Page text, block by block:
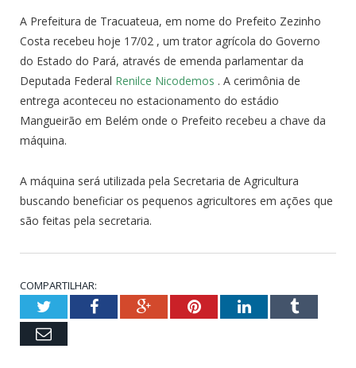
A Prefeitura de Tracuateua, em nome do Prefeito Zezinho
Costa recebeu hoje 17/02 , um trator agrícola do Governo
do Estado do Pará, através de emenda parlamentar da
Deputada Federal Renilce Nicodemos . A cerimônia de
entrega aconteceu no estacionamento do estádio
Mangueirão em Belém onde o Prefeito recebeu a chave da
máquina.
A máquina será utilizada pela Secretaria de Agricultura
buscando beneficiar os pequenos agricultores em ações que
são feitas pela secretaria.
COMPARTILHAR:
TwitterFacebookGoogle+PinterestLinkedInTumblr
Email